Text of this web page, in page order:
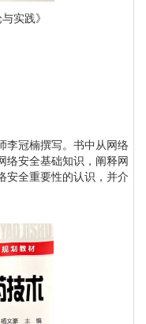
实践》
李冠楠撰写。书中从网络
络安全基础知识，阐释网
安全重要性的认识，并介